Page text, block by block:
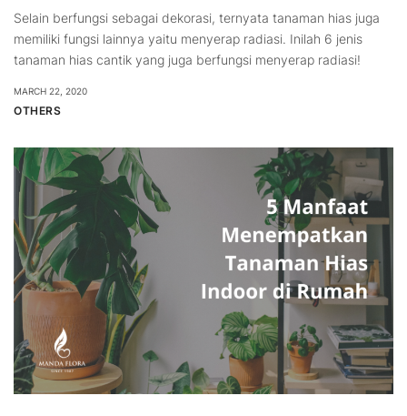
Selain berfungsi sebagai dekorasi, ternyata tanaman hias juga
memiliki fungsi lainnya yaitu menyerap radiasi. Inilah 6 jenis
tanaman hias cantik yang juga berfungsi menyerap radiasi!
MARCH 22, 2020
OTHERS